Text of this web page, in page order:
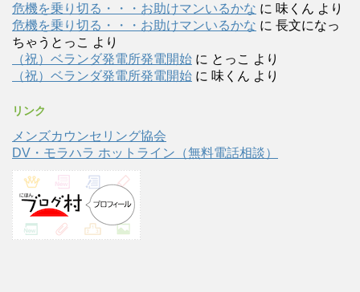
危機を乗り切る・・・お助けマンいるかな に 味くん より
危機を乗り切る・・・お助けマンいるかな に 長文になっ
ちゃうとっこ より
（祝）ベランダ発電所発電開始 に とっこ より
（祝）ベランダ発電所発電開始 に 味くん より
リンク
メンズカウンセリング協会
DV・モラハラ ホットライン（無料電話相談）